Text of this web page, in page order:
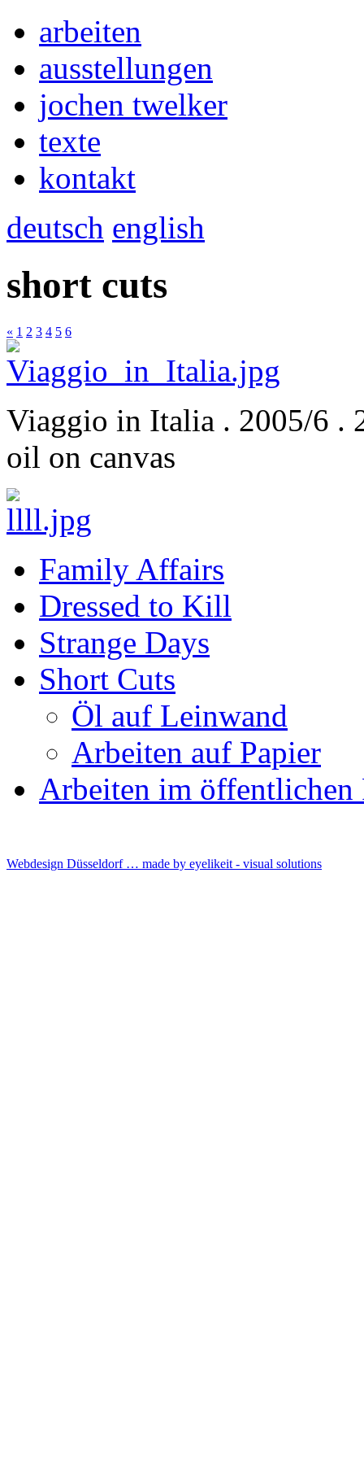
arbeiten
ausstellungen
jochen twelker
texte
kontakt
deutsch english
short cuts
« 1 2 3 4 5 6
Viaggio in Italia . 2005/6 .
oil on canvas
Family Affairs
Dressed to Kill
Strange Days
Short Cuts
Öl auf Leinwand
Arbeiten auf Papier
Arbeiten im öffentlichen
Webdesign Düsseldorf … made by eyelikeit - visual solutions